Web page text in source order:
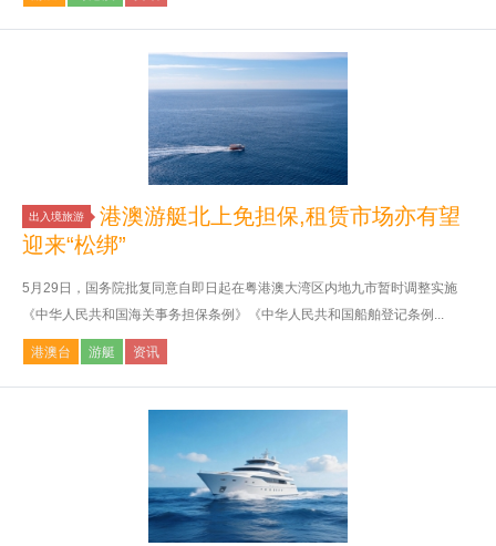
出入境旅游
港澳游艇北上免担保,租赁市场亦有望
迎来“松绑”
5月29日，国务院批复同意自即日起在粤港澳大湾区内地九市暂时调整实施
《中华人民共和国海关事务担保条例》《中华人民共和国船舶登记条例...
港澳台 游艇 资讯